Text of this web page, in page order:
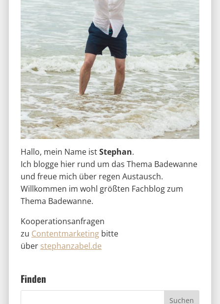
Hallo, mein Name istStephan.
Ich blogge hier rund um das Thema Badewanne
und freue mich über regen Austausch.
Willkommen im wohl größten Fachblog zum
Thema Badewanne.
Kooperationsanfragen
zu Contentmarketingbitte
über stephanzabel.de
Finden